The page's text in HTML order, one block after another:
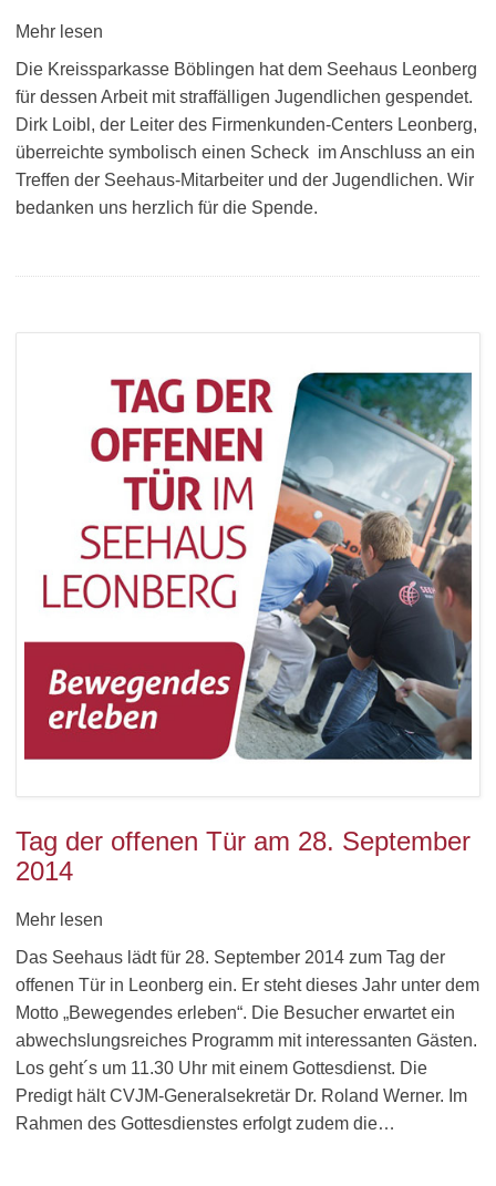
Mehr lesen
Die Kreissparkasse Böblingen hat dem Seehaus Leonberg
für dessen Arbeit mit straffälligen Jugendlichen gespendet.
Dirk Loibl, der Leiter des Firmenkunden-Centers Leonberg,
überreichte symbolisch einen Scheck im Anschluss an ein
Treffen der Seehaus-Mitarbeiter und der Jugendlichen. Wir
bedanken uns herzlich für die Spende.
Tag der offenen Tür am 28. September
2014
Mehr lesen
Das Seehaus lädt für 28. September 2014 zum Tag der
offenen Tür in Leonberg ein. Er steht dieses Jahr unter dem
Motto „Bewegendes erleben“. Die Besucher erwartet ein
abwechslungsreiches Programm mit interessanten Gästen.
Los geht´s um 11.30 Uhr mit einem Gottesdienst. Die
Predigt hält CVJM-Generalsekretär Dr. Roland Werner. Im
Rahmen des Gottesdienstes erfolgt zudem die…